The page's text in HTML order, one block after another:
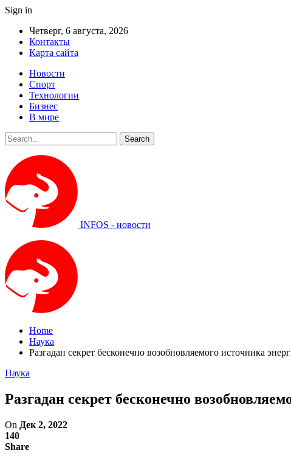
Sign in
Четверг, 6 августа, 2026
Контакты
Карта сайта
Новости
Спорт
Технологии
Бизнес
В мире
INFOS - новости
Home
Наука
Разгадан секрет бесконечно возобновляемого источника
Наука
Разгадан секрет бесконечно
On Дек 2, 2022
140
Share